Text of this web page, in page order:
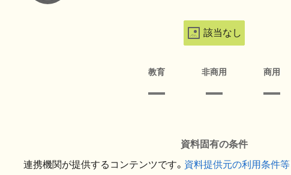
該当なし
教育 非商用 商用
資料固有の条件
連携機関が提供するコンテンツです。 資料提供元の利用条件等